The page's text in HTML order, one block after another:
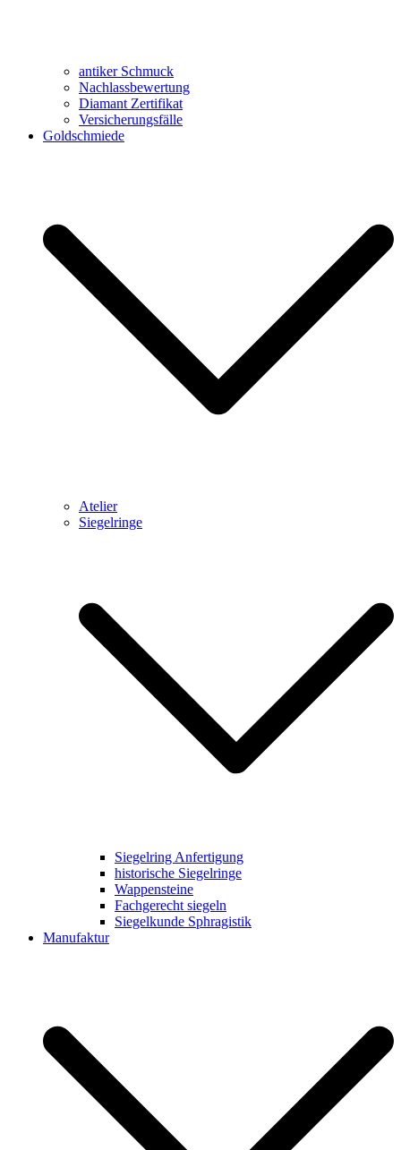
antiker Schmuck
Nachlassbewertung
Diamant Zertifikat
Versicherungsfälle
Goldschmiede
Atelier
Siegelringe
Siegelring Anfertigung
historische Siegelringe
Wappensteine
Fachgerecht siegeln
Siegelkunde Sphragistik
Manufaktur